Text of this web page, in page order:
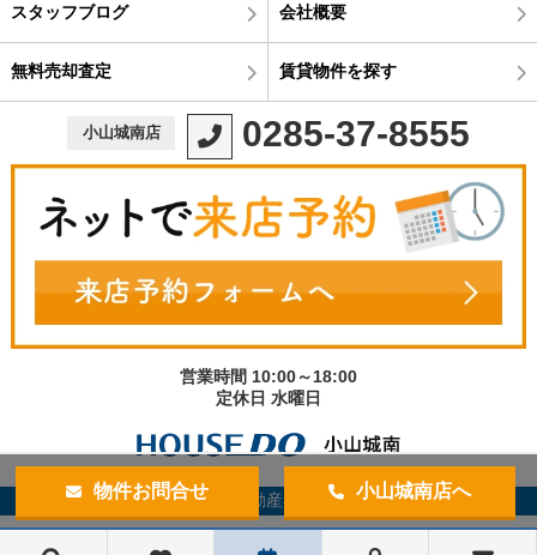
物件お問合せ 小山城南店へ
スタッフブログ 会社概要
無料売却査定 賃貸物件を探す
小山城南店 0285-37-8555
営業時間 10:00～18:00
定休日 水曜日
©宇都宮不動産小山城南店